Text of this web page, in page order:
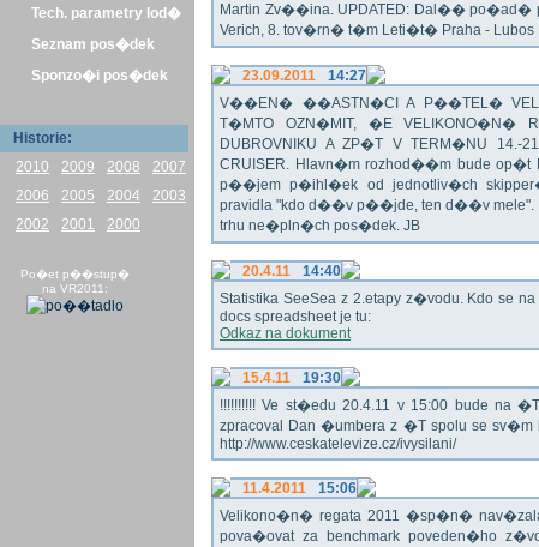
Tech. parametry lod�
Seznam pos�dek
Sponzo�i pos�dek
Historie:
2010
2009 2008
2007
2006
2005 2004
2003
2002
2001 2000
Po�et p��stup�
na VR2011:
Martin Zv��ina. UPDATED: Dal�� po�ad�
Verich, 8. tov�rn� t�m Leti�t� Praha - Lubos
23.09.2011
14:27
V��EN� ��ASTN�CI A P��TEL�
T�MTO OZN�MIT, �E VELIKONO�N�
DUBROVNIKU A ZP�T V TERM�NU 14.-
CRUISER. Hlavn�m rozhod��m bude op�t
p��jem p�ihl�ek od jednotliv�ch
pravidla "kdo d��v p��jde, ten d��v
trhu ne�pln�ch pos�dek. JB
20.4.11
14:40
Statistika SeeSea z 2.etapy z�vodu. Kdo se
docs spreadsheet je tu:
Odkaz na dokument
15.4.11
19:30
!!!!!!!!!! Ve st�edu 20.4.11 v 15:00 bude na
zpracoval Dan �umbera z �T spolu se
http://www.ceskatelevize.cz/ivysilani/
11.4.2011
15:06
Velikono�n� regata 2011 �sp�n�
pova�ovat za benchmark poveden�ho